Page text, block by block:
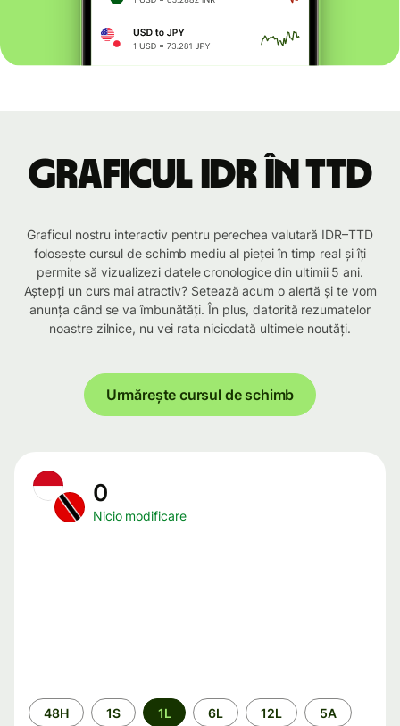
Graficul IDR în TTD
Graficul nostru interactiv pentru perechea valutară IDR–TTD
folosește cursul de schimb mediu al pieței în timp real și îți
permite să vizualizezi datele cronologice din ultimii 5 ani.
Aștepți un curs mai atractiv? Setează acum o alertă și te vom
anunța când se va îmbunătăți. În plus, datorită rezumatelor
noastre zilnice, nu vei rata niciodată ultimele noutăți.
Urmărește cursul de schimb
0
Nicio modificare
Perioada
48H 1S 1L 6L 12L 5A